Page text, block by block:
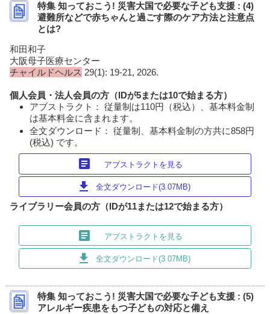
特集 知っておこう! 災害大国で必要な子ども支援 : (4)
避難所などで赤ちゃんと過ごす際のケア方法と注意点
とは?
和田和子
大阪母子医療センター
チャイルドヘルス 29(1): 19-21, 2026.
個人会員・法人会員の方（IDが5または10で始まる方）
アブストラクト： 従量制は110円（税込）、基本料金制
は基本料金に含まれます。
全文ダウンロード： 従量制、基本料金制の方共に858円
(税込) です。
article アブストラクトを見る
download 全文ダウンロード(3.07MB)
ライブラリー会員の方（IDが11または12で始まる方）
article アブストラクトを見る
download 全文ダウンロード(3.07MB)
特集 知っておこう! 災害大国で必要な子ども支援 : (5)
アレルギー疾患をもつ子どもの対応と備え